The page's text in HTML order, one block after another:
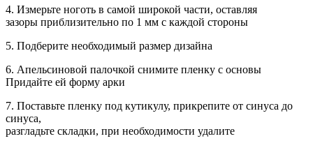
4. Измерьте ноготь в самой широкой части, оставляя
зазоры приблизительно по 1 мм с каждой стороны
5. Подберите необходимый размер дизайна
6. Апельсиновой палочкой снимите пленку с основы
Придайте ей форму арки
7. Поставьте пленку под кутикулу, прикрепите от синуса до
синуса,
разгладьте складки, при необходимости удалите